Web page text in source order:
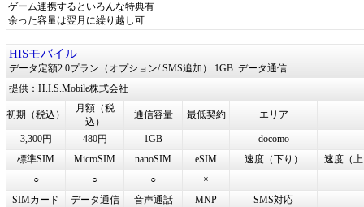
ゲーム連携するといろんな特典有
余った容量は翌月に繰り越し可
HISモバイル
データ定額2.0プラン（オプション/ SMS追加） 1GB データ通信
提供：H.I.S.Mobile株式会社
初期（税込）
月額（税
込）
通信容量 最低契約 エリア
3,300円 480円 1GB
docomo
標準SIM
MicroSIM nanoSIM eSIM 速度（下り）
速度（
○
○ ○
×
SIMカード
データ通信 音声通話 MNP
SMS対応